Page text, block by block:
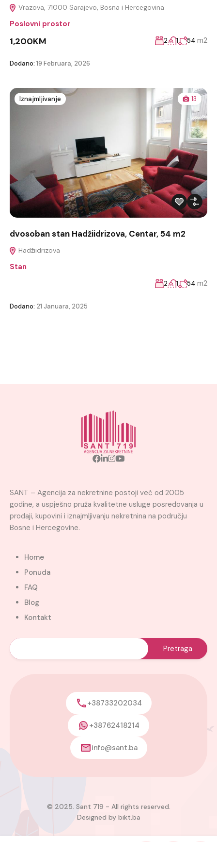
Vrazova, 71000 Sarajevo, Bosna i Hercegovina
Poslovni prostor
1,200KM 2 1 54 m2
Dodano: 19 Februara, 2026
Iznajmljivanje 13
dvosoban stan Hadžiidrizova, Centar, 54 m2
Hadžiidrizova
Stan
2 1 54 m2
Dodano: 21 Januara, 2025
SANT – Agencija za nekretnine postoji već od 2005
godine, a uspješno pruža kvalitetne usluge posredovanja u
prodaji, kupovini i iznajmljivanju nekretnina na području
Bosne i Hercegovine.
Home
Ponuda
FAQ
Blog
Kontakt
+38733202034
+38762418214
info@sant.ba
© 2025. Sant 719 - All rights reserved.
Designed by bikt.ba